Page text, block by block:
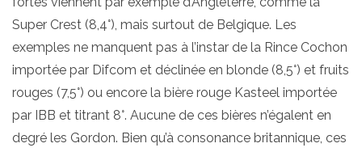
Super Crest (8,4°), mais surtout de Belgique. Les
exemples ne manquent pas à l’instar de la Rince Cochon
importée par Difcom et déclinée en blonde (8,5°) et fruits
rouges (7,5°) ou encore la bière rouge Kasteel importée
par IBB et titrant 8°. Aucune de ces bières n’égalent en
degré les Gordon. Bien qu’à consonance britannique, ces